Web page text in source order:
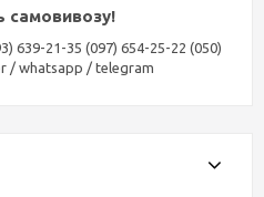
самовивозу!
639-21-35 (097) 654-25-22 (050)
/ whatsapp / telegram